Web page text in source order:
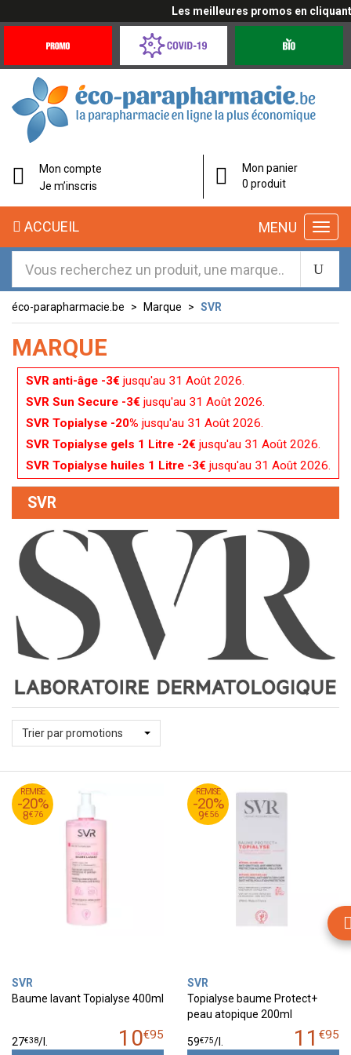
Les meilleures promos en cliquant
Offres
Coronavirus
éco-
parapharmacie.fr
éco-
parapharmacie.fr
Mon compte
Je m’inscris
Mon panier
0 produit
MENU
ACCUEIL
éco-parapharmacie.be Marque SVR
MARQUE
SVR anti-âge -3€ jusqu'au 31 Août 2026.
SVR Sun Secure -3€ jusqu'au 31 Août 2026.
SVR Topialyse -20% jusqu'au 31 Août 2026.
SVR Topialyse gels 1 Litre -2€ jusqu'au 31 Août 2026.
SVR Topialyse huiles 1 Litre -3€ jusqu'au 31 Août 2026.
SVR
Trier par promotions
REMISE
-20%
8€76
10
€
95
8
€
76
SVR
Baume lavant Topialyse 400ml
10€95
27€38/
REMISE
-20%
9€56
11
€
95
9
€
56
SVR
Topialyse baume Protect+
peau atopique 200ml
11 €95
59€75/